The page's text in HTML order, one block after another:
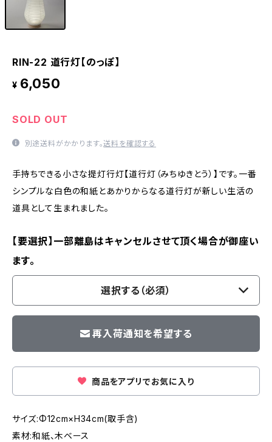
RIN-22 道行灯【のっぽ】
¥ 6,050
SOLD OUT
別途送料がかかります。送料を確認する
手持ちできる小さな提灯行灯【道行灯（みちゆきとう）】です。一番
シンプルな白色の和紙とあかりからなる道行灯が新しい生活の
道具として生まれました。
【要選択】一部離島はキャンセルさせて頂く場合が御座い
ます。
選択する（必須）
再入荷通知を希望する
商品をアプリでお気に入り
サイズ:Φ12cm×H34cm(取手含)
素材:和紙、木ベース